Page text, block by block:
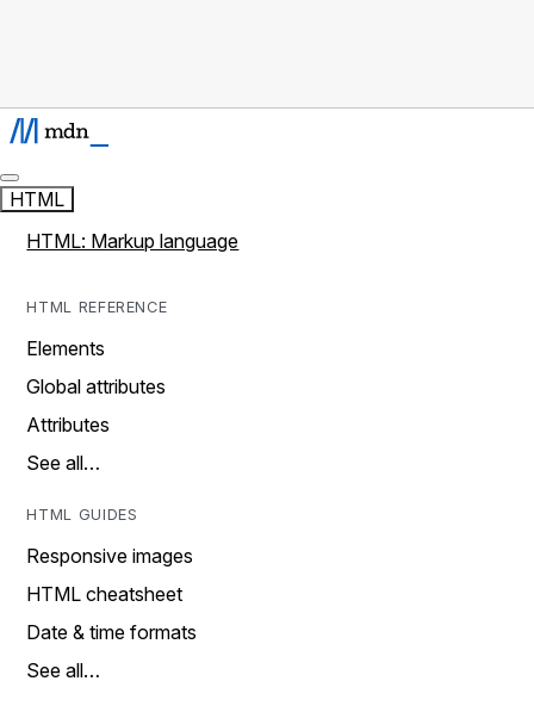
HTML
HTML: Markup language
HTML REFERENCE
Elements
Global attributes
Attributes
See all…
HTML GUIDES
Responsive images
HTML cheatsheet
Date & time formats
See all…